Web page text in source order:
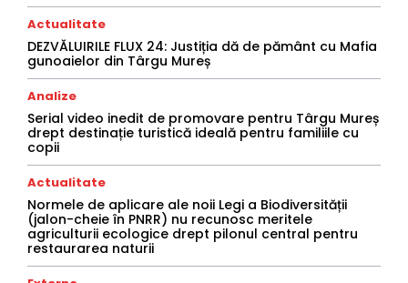
Actualitate
DEZVĂLUIRILE FLUX 24: Justiția dă de pământ cu Mafia
gunoaielor din Târgu Mureș
Analize
Serial video inedit de promovare pentru Târgu Mureș
drept destinație turistică ideală pentru familiile cu
copii
Actualitate
Normele de aplicare ale noii Legi a Biodiversității
(jalon-cheie în PNRR) nu recunosc meritele
agriculturii ecologice drept pilonul central pentru
restaurarea naturii